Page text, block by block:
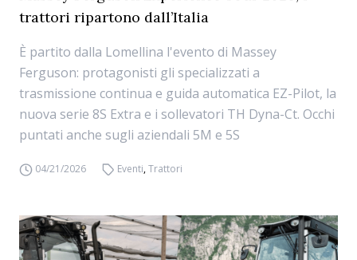
trattori ripartono dall’Italia
È partito dalla Lomellina l'evento di Massey
Ferguson: protagonisti gli specializzati a
trasmissione continua e guida automatica EZ-Pilot, la
nuova serie 8S Extra e i sollevatori TH Dyna-Ct. Occhi
puntati anche sugli aziendali 5M e 5S
04/21/2026 Eventi,Trattori